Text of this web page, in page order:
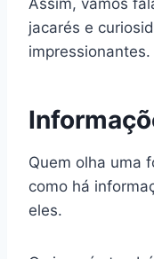
Assim, vamos
jacarés e
impressionantes.
Quem olha uma
como há
eles.